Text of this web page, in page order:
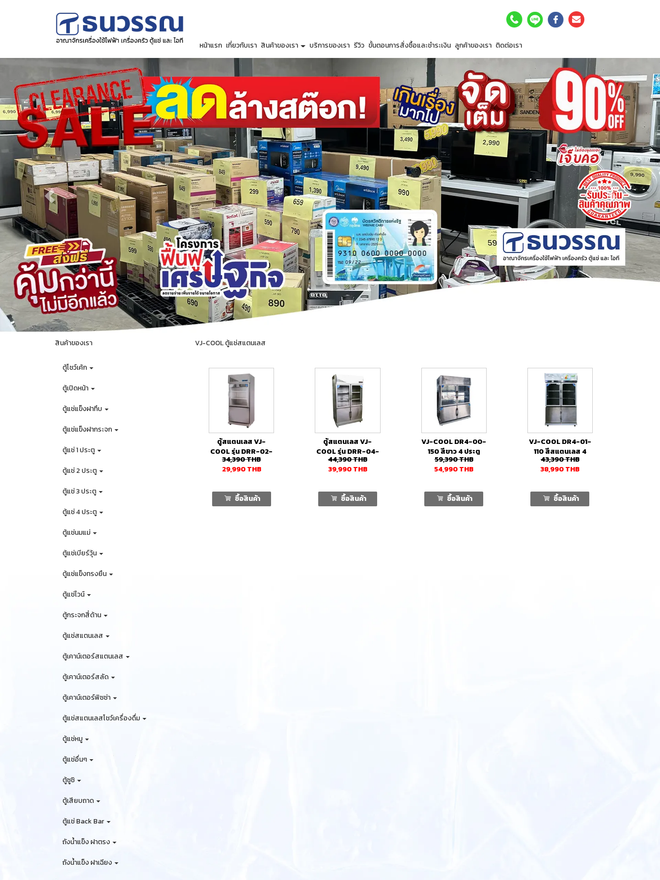
หน้าแรก เกี่ยวกับเรา สินค้าของเรา บริการของเรา รีวิว ขั้นตอนการสั่งซื้อและชำระเงิน ลูกค้าของเรา ติดต่อเรา
สินค้าของเรา
ตู้โชว์เค้ก
ตู้เปิดหน้า
ตู้แช่แข็งฝาทึบ
ตู้แช่แข็งฝากระจก
ตู้แช่ 1 ประตู
ตู้แช่ 2 ประตู
ตู้แช่ 3 ประตู
ตู้แช่ 4 ประตู
ตู้แช่นมแม่
ตู้แช่เบียร์วุ้น
ตู้แช่แข็งทรงยืน
ตู้แช่ไวน์
ตู้กระจกสี่ด้าน
ตู้แช่สแตนเลส
ตู้เคาน์เตอร์สแตนเลส
ตู้เคาน์เตอร์สลัด
ตู้เคาน์เตอร์พิซซ่า
ตู้แช่สแตนเลสโชว์เครื่องดื่ม
ตู้แช่หมู
ตู้แช่อื่นๆ
ตู้ซูชิ
ตู้เสียบถาด
ตู้แช่ Back Bar
ถังน้ำแข็ง ฝาตรง
ถังน้ำแข็ง ฝาเฉียง
VJ-COOL ตู้แช่สแตนเลส
ตู้สแตนเลส VJ-
COOL รุ่น DRR-02-
080 2 ประตู
34,390THB
29,990THB
ซื้อสินค้า
ตู้สแตนเลส VJ-
COOL รุ่น DRR-04-
120 4 ประตู
44,390THB
39,990THB
ซื้อสินค้า
VJ-COOL DR4-00-
150 สีขาว 4 ประตู
(2คอม)
59,390THB
54,990THB
ซื้อสินค้า
VJ-COOL DR4-01-
110 สีสแตนเลส 4
ประตู
43,390THB
38,990THB
ซื้อสินค้า